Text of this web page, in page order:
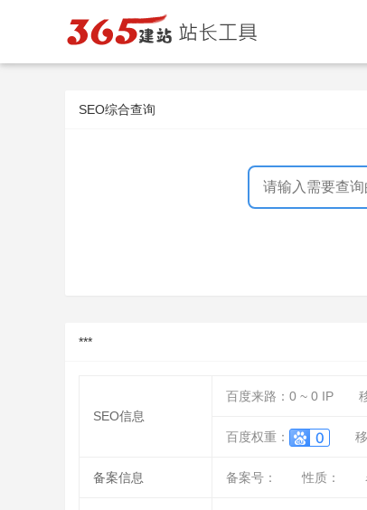
SEO综合查询
***
SEO信息
百度来路： 0 ~ 0 IP
百度权重：
备案信息 备案号： 性质：